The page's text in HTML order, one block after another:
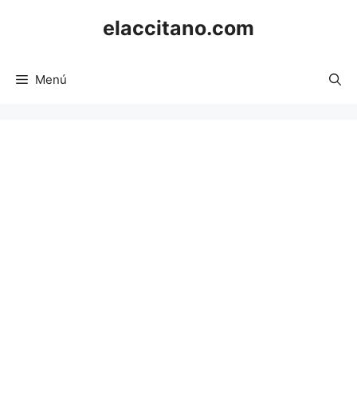
elaccitano.com
Menú